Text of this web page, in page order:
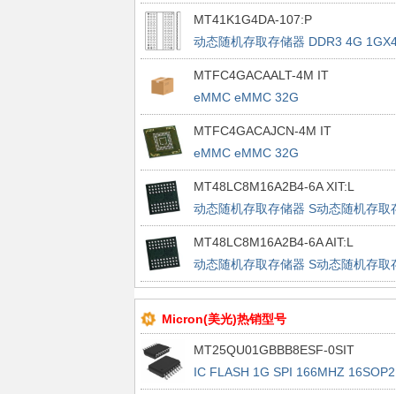
32MX32 FBGA
MT41K1G4DA-107:P
动态随机存取存储器 DDR3 4G
FBGA
MTFC4GACAALT-4M IT
eMMC eMMC 32G
MTFC4GACAJCN-4M IT
eMMC eMMC 32G
MT48LC8M16A2B4-6A XIT:L
动态随机存取存储器 S动态随机存取
储器 128M 8MX16 FBGA
MT48LC8M16A2B4-6A AIT:L
动态随机存取存储器 S动态随机存取
储器 128M 8MX16 FBGA
Micron(美光)热销型号
MT25QU01GBBB8ESF-0SIT
IC FLASH 1G SPI 166MHZ 16SOP2